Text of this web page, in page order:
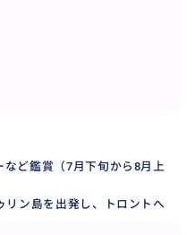
の専用車は大きな価値
ポイント、当日の天候
管理まで一括で行い、
など鑑賞（7月下旬から8月上
リン島を出発し、トロントへ